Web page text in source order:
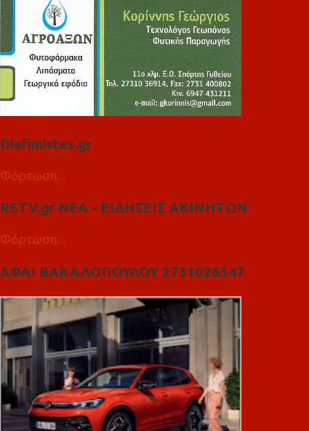
Diafimistes.gr
Φόρτωση...
RETV.gr ΝΕΑ - ΕΙΔΗΣΕΙΣ ΑΚΙΝΗΤΩΝ
Φόρτωση...
ΑΦΑΙ ΒΑΚΑΛΟΠΟΥΛΟΥ 2731026347